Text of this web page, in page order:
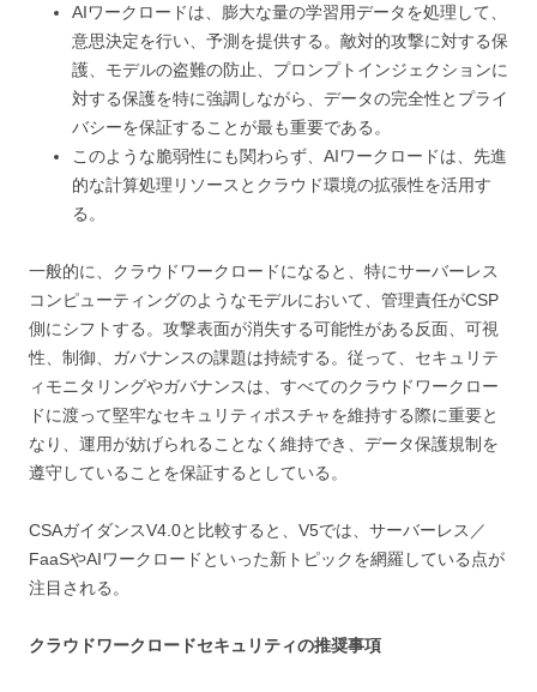
AIワークロードは、膨大な量の学習用データを処理して、
意思決定を行い、予測を提供する。敵対的攻撃に対する保
護、モデルの盗難の防止、プロンプトインジェクションに
対する保護を特に強調しながら、データの完全性とプライ
バシーを保証することが最も重要である。
このような脆弱性にも関わらず、AIワークロードは、先進
的な計算処理リソースとクラウド環境の拡張性を活用す
る。
一般的に、クラウドワークロードになると、特にサーバーレス
コンピューティングのようなモデルにおいて、管理責任がCSP
側にシフトする。攻撃表面が消失する可能性がある反面、可視
性、制御、ガバナンスの課題は持続する。従って、セキュリテ
ィモニタリングやガバナンスは、すべてのクラウドワークロー
ドに渡って堅牢なセキュリティポスチャを維持する際に重要と
なり、運用が妨げられることなく維持でき、データ保護規制を
遵守していることを保証するとしている。
CSAガイダンスV4.0と比較すると、V5では、サーバーレス／
FaaSやAIワークロードといった新トピックを網羅している点が
注目される。
クラウドワークロードセキュリティの推奨事項